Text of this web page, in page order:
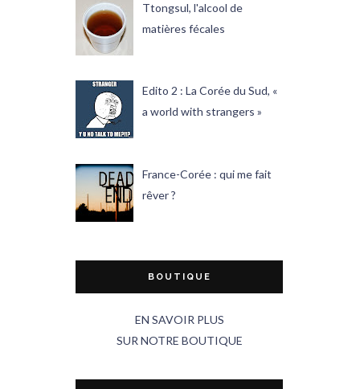
Ttongsul, l'alcool de
matières fécales
Edito 2 : La Corée du Sud, «
a world with strangers »
France-Corée : qui me fait
rêver ?
BOUTIQUE
EN SAVOIR PLUS
SUR NOTRE BOUTIQUE